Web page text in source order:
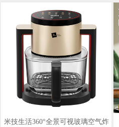
米技生活360°全景可视玻璃空气炸